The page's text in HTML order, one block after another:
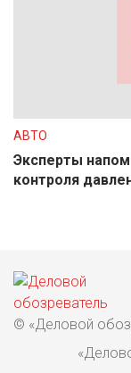
АВТО
Эксперты
контроля
© «Деловой